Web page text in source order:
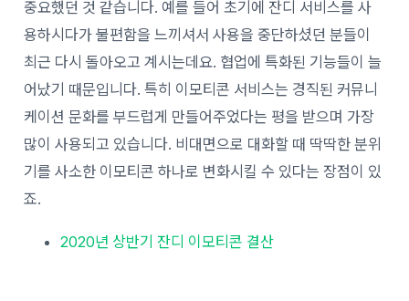
중요했던 것 같습니다. 예를 들어 초기에 잔디 서비스를 사
용하시다가 불편함을 느끼셔서 사용을 중단하셨던 분들이
최근 다시 돌아오고 계시는데요. 협업에 특화된 기능들이 늘
어났기 때문입니다. 특히 이모티콘 서비스는 경직된 커뮤니
케이션 문화를 부드럽게 만들어주었다는 평을 받으며 가장
많이 사용되고 있습니다. 비대면으로 대화할 때 딱딱한 분위
기를 사소한 이모티콘 하나로 변화시킬 수 있다는 장점이 있
죠.
2020년 상반기 잔디 이모티콘 결산